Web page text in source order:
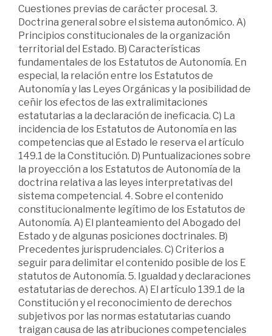
Cuestiones previas de carácter procesal. 3.
Doctrina general sobre el sistema autonómico. A)
Principios constitucionales de la organización
territorial del Estado. B) Características
fundamentales de los Estatutos de Autonomía. En
especial, la relación entre los Estatutos de
Autonomía y las Leyes Orgánicas y la posibilidad de
ceñir los efectos de las extralimitaciones
estatutarias a la declaración de ineficacia. C) La
incidencia de los Estatutos de Autonomía en las
competencias que al Estado le reserva el artículo
149.1 de la Constitución. D) Puntualizaciones sobre
la proyección a los Estatutos de Autonomía de la
doctrina relativa a las leyes interpretativas del
sistema competencial. 4. Sobre el contenido
constitucionalmente legítimo de los Estatutos de
Autonomía. A) El planteamiento del Abogado del
Estado y de algunas posiciones doctrinales. B)
Precedentes jurisprudenciales. C) Criterios a
seguir para delimitar el contenido posible de los E
statutos de Autonomía. 5. Igualdad y declaraciones
estatutarias de derechos. A) El artículo 139.1 de la
Constitución y el reconocimiento de derechos
subjetivos por las normas estatutarias cuando
traigan causa de las atribuciones competenciales